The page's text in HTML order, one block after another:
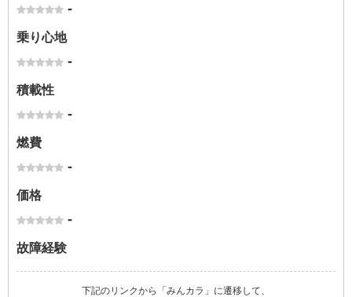
-
乗り心地
-
積載性
-
燃費
-
価格
-
故障経験
下記のリンクから「みんカラ」に遷移して、